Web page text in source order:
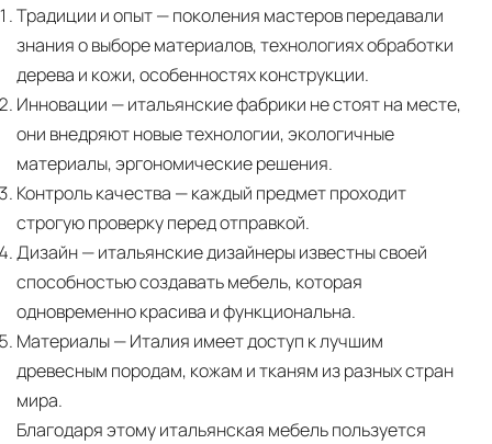
Традиции и опыт— поколения мастеров передавали
знания о выборе материалов, технологиях обработки
дерева и кожи, особенностях конструкции.
Инновации — итальянские фабрики не стоят на месте,
они внедряют новые технологии, экологичные
материалы, эргономические решения.
Контроль качества — каждый предмет проходит
строгую проверку перед отправкой.
Дизайн— итальянские дизайнеры известны своей
способностью создавать мебель, которая
одновременно красива и функциональна.
Материалы— Италия имеет доступ к лучшим
древесным породам, кожам и тканям из разных стран
мира.
Благодаря этому итальянская мебель пользуется